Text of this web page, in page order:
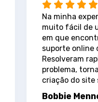
Na minha
muito fácil de
em que
suporte online
Resolveram
problema,
criação do site
Bobbie